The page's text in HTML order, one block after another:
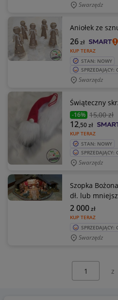
Swarzędz
Aniołek ze
KUP TERAZ
26zł
STAN: NOWY
SPRZEDAJĄCY:
Swarzędz
Świąteczny
-16% 15,00 zł
KUP TERAZ
12,50zł
STAN: NOWY
SPRZEDAJĄCY:
Swarzędz
Szopka
dł. lub
KUP TERAZ
2 000zł
SPRZEDAJĄCY:
Swarzędz